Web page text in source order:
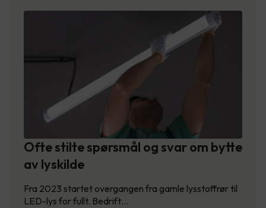
Ofte stilte spørsmål og svar om bytte
av lyskilde
Fra 2023 startet overgangen fra gamle lysstoffrør til
LED-lys for fullt. Bedrift…